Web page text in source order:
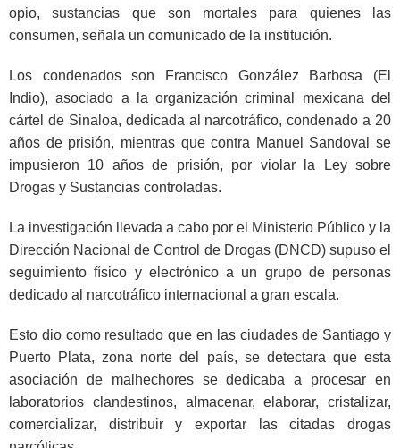
opio, sustancias que son mortales para quienes las
consumen, señala un comunicado de la institución.
Los condenados son Francisco González Barbosa (El
Indio), asociado a la organización criminal mexicana del
cártel de Sinaloa, dedicada al narcotráfico, condenado a 20
años de prisión, mientras que contra Manuel Sandoval se
impusieron 10 años de prisión, por violar la Ley sobre
Drogas y Sustancias controladas.
La investigación llevada a cabo por el Ministerio Público y la
Dirección Nacional de Control de Drogas (DNCD) supuso el
seguimiento físico y electrónico a un grupo de personas
dedicado al narcotráfico internacional a gran escala.
Esto dio como resultado que en las ciudades de Santiago y
Puerto Plata, zona norte del país, se detectara que esta
asociación de malhechores se dedicaba a procesar en
laboratorios clandestinos, almacenar, elaborar, cristalizar,
comercializar, distribuir y exportar las citadas drogas